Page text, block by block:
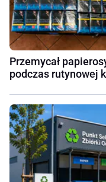
Przemycał
podczas rutynowej